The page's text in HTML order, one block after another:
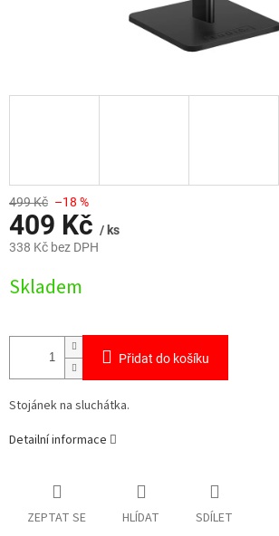
499 Kč –18 %
409 Kč / ks
338 Kč bez DPH
cena:
Skladem
Přidat do košíku
Stojánek na sluchátka.
Detailní informace
ZEPTAT SE HLÍDAT SDÍLET